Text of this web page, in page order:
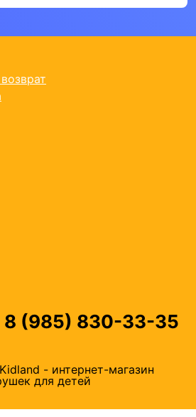
8 (985) 830-33-35
- интернет-магазин
для детей